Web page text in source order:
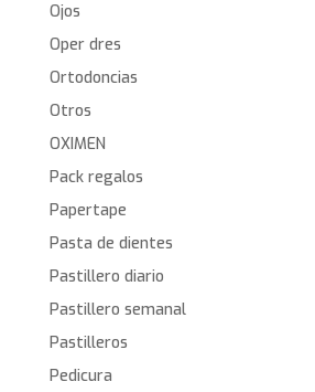
Ojos
Oper dres
Ortodoncias
Otros
OXIMEN
Pack regalos
Papertape
Pasta de dientes
Pastillero diario
Pastillero semanal
Pastilleros
Pedicura